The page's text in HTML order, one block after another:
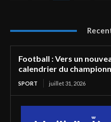
Football : Vers un
calendrier du
SPORT juillet 31, 2026